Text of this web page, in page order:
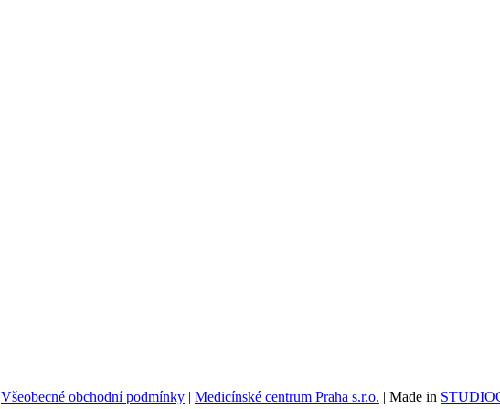
Všeobecné obchodní podmínky | Medicínské centrum Praha s.r.o. | Made in